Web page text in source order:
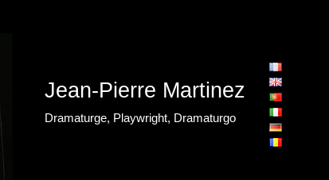
Jean-Pierre Martinez
Dramaturge, Playwright, Dramaturgo